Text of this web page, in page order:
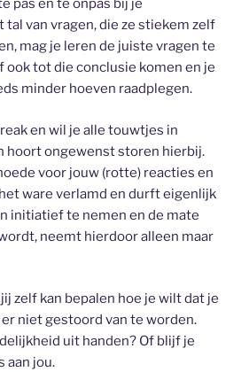
pas en te onpas bij je
van vragen, die ze stiekem zelf
mag je leren de juiste vragen te
ook tot die conclusie komen en je
minder hoeven raadplegen.
en wil je alle touwtjes in
hoort ongewenst storen hierbij.
voor jouw (rotte) reacties en
ware verlamd en durft eigenlijk
initiatief te nemen en de mate
neemt hierdoor alleen maar
zelf kan bepalen hoe je wilt dat je
niet gestoord van te worden.
uit handen? Of blijf je
aan jou.